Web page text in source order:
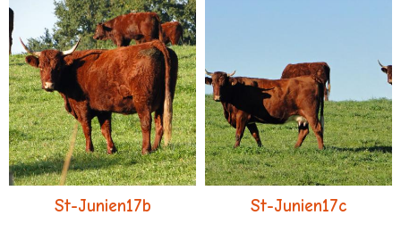
St-Junien17b St-Junien17c